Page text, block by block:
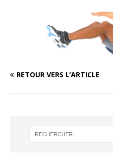
RETOUR VERS L’ARTICLE